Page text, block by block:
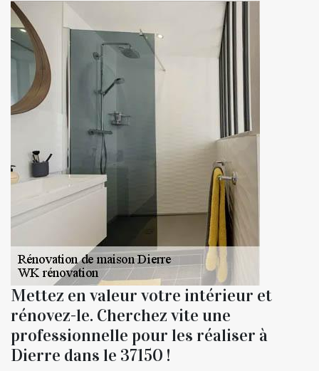
Mettez en valeur votre intérieur et
rénovez-le. Cherchez vite une
professionnelle pour les réaliser à
Dierre dans le 37150 !